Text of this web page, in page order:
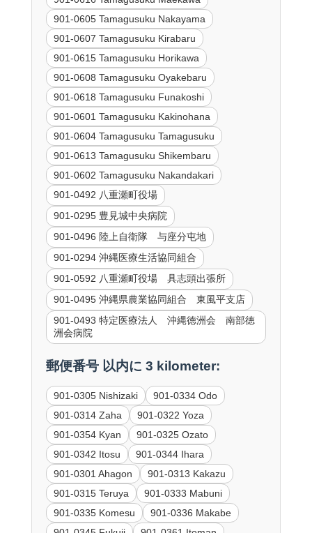
901-0605 Tamagusuku Nakayama
901-0607 Tamagusuku Kirabaru
901-0615 Tamagusuku Horikawa
901-0608 Tamagusuku Oyakebaru
901-0618 Tamagusuku Funakoshi
901-0601 Tamagusuku Kakinohana
901-0604 Tamagusuku Tamagusuku
901-0613 Tamagusuku Shikembaru
901-0602 Tamagusuku Nakandakari
901-0492 八重瀬町役場
901-0295 豊見城中央病院
901-0496 陸上自衛隊 与座分屯地
901-0294 沖縄医療生活協同組合
901-0592 八重瀬町役場 具志頭出張所
901-0495 沖縄県農業協同組合 東風平支店
901-0493 特定医療法人 沖縄徳洲会 南部徳
洲会病院
郵便番号 以内に 3 kilometer:
901-0305 Nishizaki
901-0334 Odo
901-0314 Zaha
901-0322 Yoza
901-0354 Kyan
901-0325 Ozato
901-0342 Itosu
901-0344 Ihara
901-0301 Ahagon
901-0313 Kakazu
901-0315 Teruya
901-0333 Mabuni
901-0335 Komesu
901-0336 Makabe